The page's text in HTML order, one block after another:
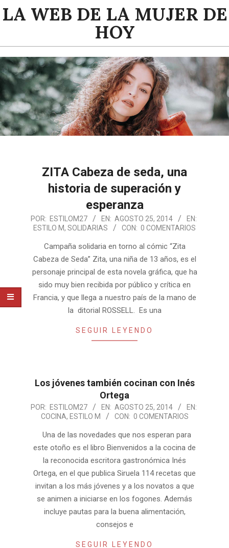
Saltar
alLA WEB DE LA MUJER DE
HOY
Menú
de
navegación
principal
ZITA Cabeza de seda, una
historia de superación y
esperanza
2014-
08-
POR: ESTILOM27 EN: AGOSTO 25, 2014
EN:
ESTILO M, SOLIDARIAS CON: 0 COMENTARIOS
Campaña solidaria en torno al cómic “Zita
Cabeza de Seda” Zita, una niña de 13 años, es el
personaje principal de esta novela gráfica, que ha
sido muy bien recibida por público y crítica en
Francia, y que llega a nuestro país de la mano de
la ditorial ROSSELL. Es una
SEGUIR LEYENDO
Los jóvenes también cocinan con Inés
Ortega
2014-
POR: ESTILOM27 EN: AGOSTO 25, 2014
EN:
COCINA, ESTILO M CON: 0 COMENTARIOS
Una de las novedades que nos esperan para
este otoño es el libro Bienvenidos a la cocina de
la reconocida escritora gastronómica Inés
Ortega, en el que publica Siruela 114 recetas que
invitan a los más jóvenes y a los novatos a que
se animen a iniciarse en los fogones. Además
incluye pautas para la buena alimentación,
consejos e
SEGUIR LEYENDO